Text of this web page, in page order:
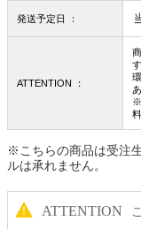
発送予定日 ：
ATTENTION ：
※
※こちらの商品は受注
ルは承れません。
ATTENTION